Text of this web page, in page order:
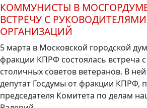
КОММУНИСТЫ В
ВСТРЕЧУ С
ОРГАНИЗАЦИЙ
5 марта в Московской городской
фракции КПРФ состоялась встреча
столичных советов ветеранов. В
депутат Госдумы от фракции КПРФ,
председателя Комитета по делам